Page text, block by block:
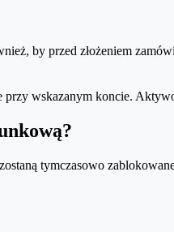
by przed złożeniem
wskazanym koncie.
tymczasowo